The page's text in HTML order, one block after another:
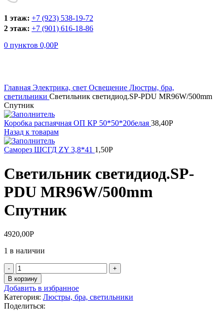
1 этаж: +7 (923) 538-19-72
2 этаж: +7 (901) 616-18-86
0 пунктов 0,00Р
Главная Электрика, свет Освещение Люстры, бра,
светильники Светильник светидиод.SP-PDU MR96W/500mm
Спутник
Коробка распаячная ОП КР 50*50*20белая 38,40Р
Назад к товарам
Саморез ШСГД ZY 3,8*41 1,50Р
Светильник светидиод.SP-
PDU MR96W/500mm
Спутник
4920,00Р
1 в наличии
Количество
товара
Светильник
светидиод.SP-
PDU
В корзину
Добавить в избранное
Категория: Люстры, бра, светильники
Поделиться: